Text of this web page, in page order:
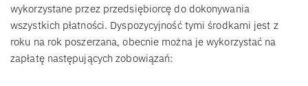
wykorzystane przez przedsiębiorcę do dokonywania
wszystkich płatności. Dyspozycyjność tymi środkami jest z
roku na rok poszerzana, obecnie można je wykorzystać na
zapłatę następujących zobowiązań: